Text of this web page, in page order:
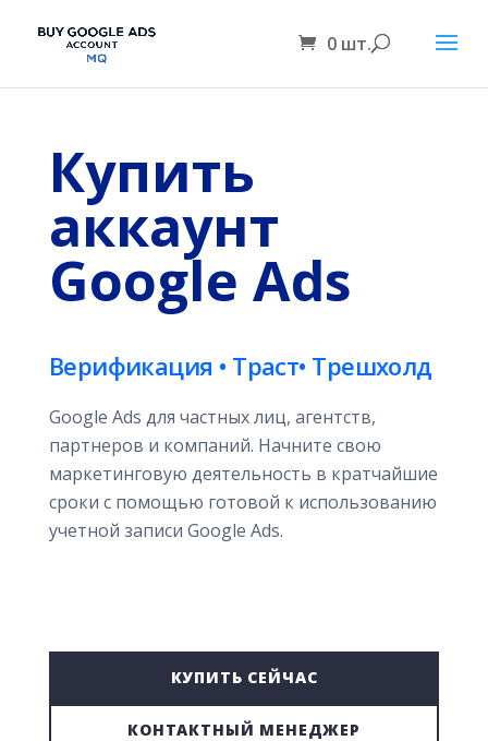
0 шт.
Купить
аккаунт
Google Ads
Верификация • Траст• Трешхолд
Google Ads для частных лиц, агентств,
партнеров и компаний. Начните свою
маркетинговую деятельность в кратчайшие
сроки с помощью готовой к использованию
учетной записи Google Ads.
КУПИТЬ СЕЙЧАС
КОНТАКТНЫЙ МЕНЕДЖЕР